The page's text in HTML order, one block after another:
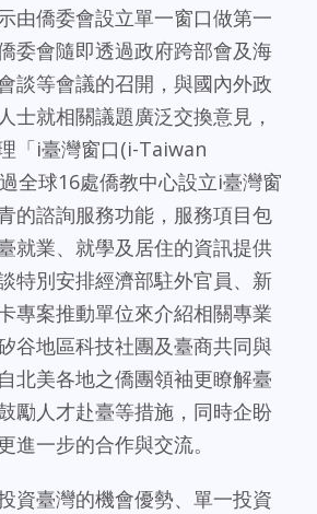
由僑委會設立單一窗口做第一
委會隨即透過政府跨部會及海
談等會議的召開，與國內外政
士就相關議題廣泛交換意見，
「i臺灣窗口(i-Taiwan
全球16處僑教中心設立i臺灣窗
的諮詢服務功能，服務項目包
就業、就學及居住的資訊提供
特別安排經濟部駐外官員、新
專案推動單位來介紹相關專業
谷地區科技社團及臺商共同與
北美各地之僑團領袖更瞭解臺
勵人才赴臺等措施，同時企盼
進一步的合作與交流。
資臺灣的機會優勢、單一投資